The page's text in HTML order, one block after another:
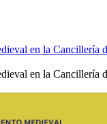
en la Cancillería
en la Cancillería